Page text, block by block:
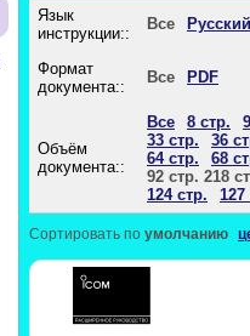
Язык
инструкции::
Все Русский
Формат
документа::
Все PDF
Объём
документа::
Все 8 стр.
33 стр.
36
64 стр.
68
92 стр. 218
124 стр.
127
Сортировать по умолчанию